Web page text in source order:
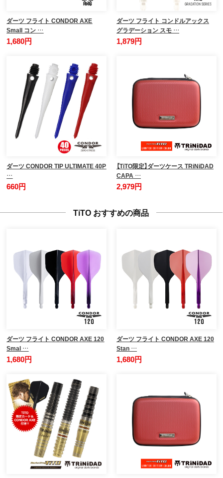
ダーツ フライト CONDOR AXE
Small コン …
1,680円
ダーツ フライト コンドルアックス
グラデーション スモ …
1,879円
ダーツ CONDOR TIP ULTIMATE 40P
…
660円
【TiTO限定】ダーツケース TRiNiDAD
CAPA …
2,979円
TiTO おすすめの商品
ダーツ フライト CONDOR AXE 120
Smal …
1,680円
ダーツ フライト CONDOR AXE 120
Stan …
1,680円